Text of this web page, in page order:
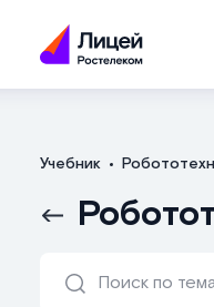
Учебник